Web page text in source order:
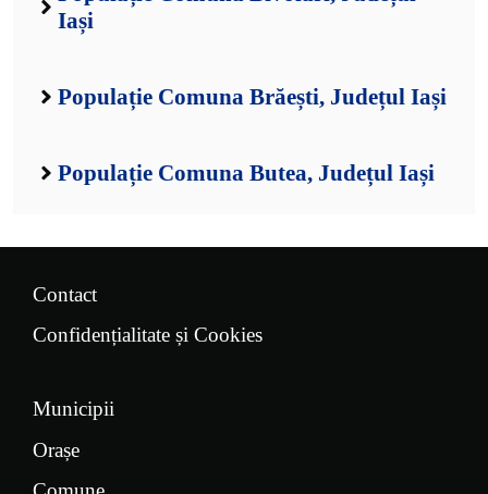
Iași
Populație Comuna Brăești, Județul Iași
Populație Comuna Butea, Județul Iași
Contact
Confidențialitate și Cookies
Municipii
Orașe